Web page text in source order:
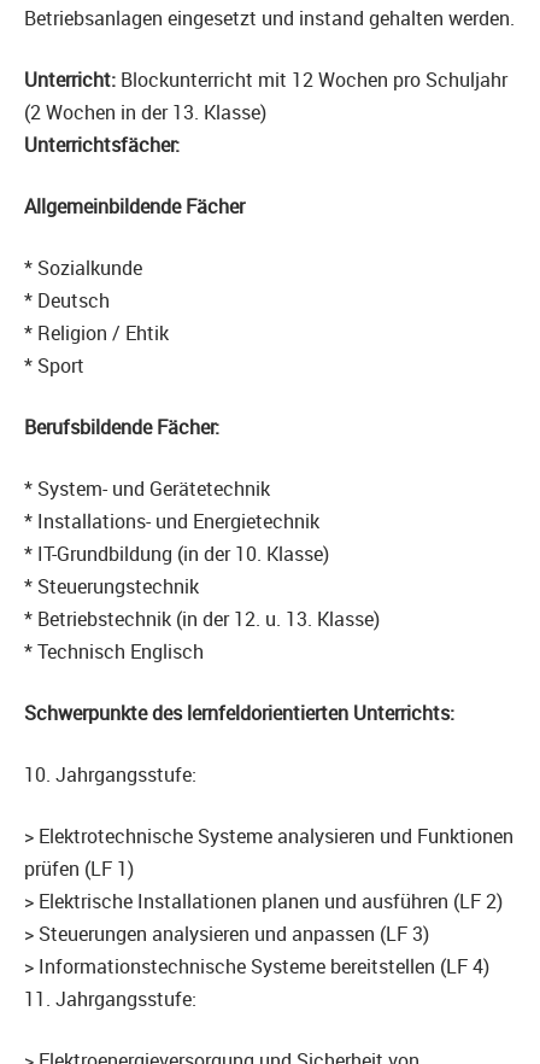
Betriebsanlagen eingesetzt und instand gehalten werden.
Unterricht: Blockunterricht mit 12 Wochen pro Schuljahr
(2 Wochen in der 13. Klasse)
Unterrichtsfächer:
Allgemeinbildende Fächer
* Sozialkunde
* Deutsch
* Religion / Ehtik
* Sport
Berufsbildende Fächer:
* System- und Gerätetechnik
* Installations- und Energietechnik
* IT-Grundbildung (in der 10. Klasse)
* Steuerungstechnik
* Betriebstechnik (in der 12. u. 13. Klasse)
* Technisch Englisch
Schwerpunkte des lernfeldorientierten Unterrichts:
10. Jahrgangsstufe:
> Elektrotechnische Systeme analysieren und Funktionen
prüfen (LF 1)
> Elektrische Installationen planen und ausführen (LF 2)
> Steuerungen analysieren und anpassen (LF 3)
> Informationstechnische Systeme bereitstellen (LF 4)
11. Jahrgangsstufe: